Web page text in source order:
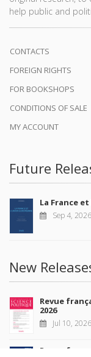
help public and
CONTACTS
FOREIGN RIGHTS
FOR BOOKSHOPS
CONDITIONS OF SALE
MY ACCOUNT
Future
La France
Sep 4, 2026
New
Revue
2026
Jul 10, 2026
Revue